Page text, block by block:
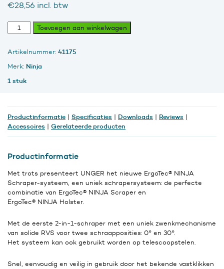
€28,56 incl. btw
ErgoTec®
Schraper
cm
aantal
Toevoegen aan winkelwagen
Artikelnummer: 41175
Merk: Ninja
1 stuk
Productinformatie | Specificaties | Downloads | Reviews |
Accessoires | Gerelateerde producten
Productinformatie
Met trots presenteert UNGER het nieuwe ErgoTec® NINJA
Schraper-systeem, een uniek schrapersysteem: de perfecte
combinatie van ErgoTec® NINJA Scraper en
ErgoTec® NINJA Holster.
Met de eerste 2-in-1-schraper met een uniek zwenkmechanisme
van solide RVS voor twee schraapposities: 0° en 30°.
Het systeem kan ook gebruikt worden op telescoopstelen.
Snel, eenvoudig en veilig in gebruik door het bekende vastklikken